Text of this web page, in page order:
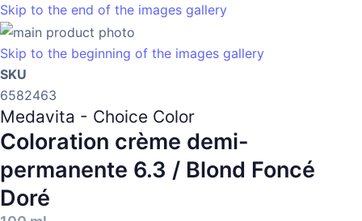
Skip to the end of the images gallery
Skip to the beginning of the images gallery
SKU
6582463
Medavita - Choice Color
Coloration crème demi-
permanente 6.3 / Blond Foncé
Doré